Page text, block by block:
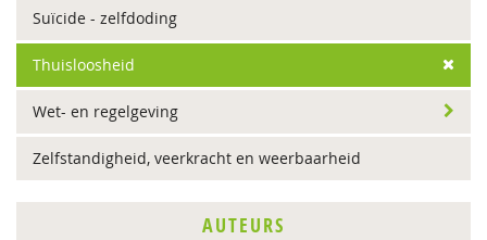
Suïcide - zelfdoding
Thuisloosheid
Wet- en regelgeving
Zelfstandigheid, veerkracht en weerbaarheid
AUTEURS